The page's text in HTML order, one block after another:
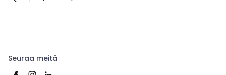
Seuraa meitä